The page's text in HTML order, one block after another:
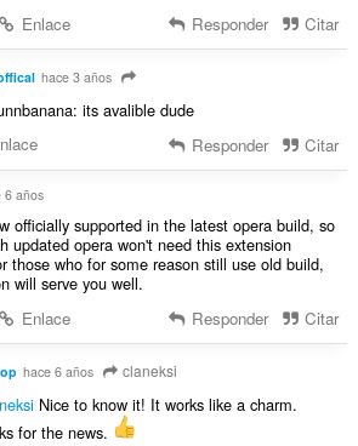
Enlace Responder Citar
hace 3 años
its avalible dude
Responder Citar
6 años
officially supported in the latest opera build, so
updated opera won't need this extension
those who for some reason still use old build,
will serve you well.
Enlace Responder Citar
hace 6 años claneksi
Nice to know it! It works like a charm.
for the news.